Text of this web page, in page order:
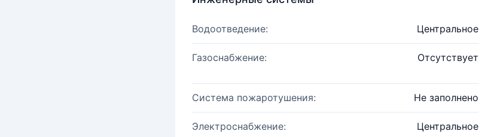
Водоотведение: Центральное
Газоснабжение: Отсутствует
Система пожаротушения: Не заполнено
Электроснабжение: Центральное